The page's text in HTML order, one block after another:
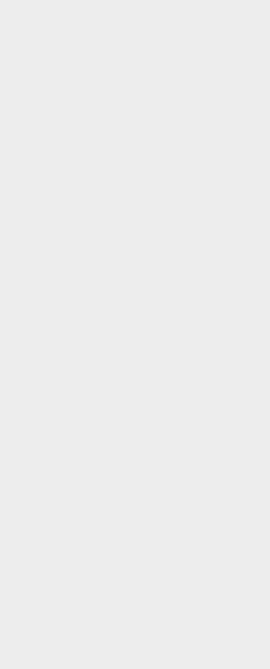
članova
korisnika usluga -
Povjerenstva za zaštitu
u postupku analize tržišta
u vlastitoj mobilnoj mreži
Europskoj komisiji -